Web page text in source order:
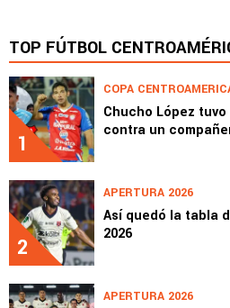
TOP FÚTBOL
1
COPA
Chucho López
contra un
2
APERTURA 2026
Así quedó la tabla
2026
APERTURA 2026